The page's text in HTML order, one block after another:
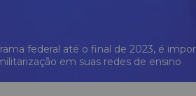
federal até o final de 2023, é
em suas redes de ensino